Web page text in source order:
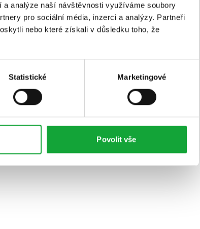
analýze naší návštěvnosti využíváme soubory
pro sociální média, inzerci a analýzy. Partneři
nebo které získali v důsledku toho, že
Statistické Marketingové
Povolit vše